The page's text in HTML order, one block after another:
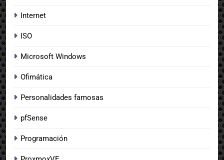
Internet
ISO
Microsoft Windows
Ofimática
Personalidades famosas
pfSense
Programación